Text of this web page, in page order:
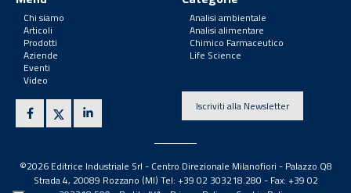
Chi siamo
Articoli
Prodotti
Aziende
Eventi
Video
Analisi ambientale
Analisi alimentare
Chimico Farmaceutico
Life Science
Iscriviti alla Newsletter
©2026 Editrice Industriale Srl - Centro Direzionale Milanofiori - Palazzo Q8
Strada 4, 20089 Rozzano (MI) Tel: +39 02 303218.280 - Fax: +39 02